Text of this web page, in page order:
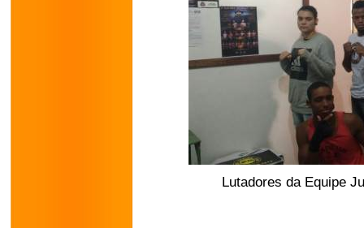
Lutadores da Equipe